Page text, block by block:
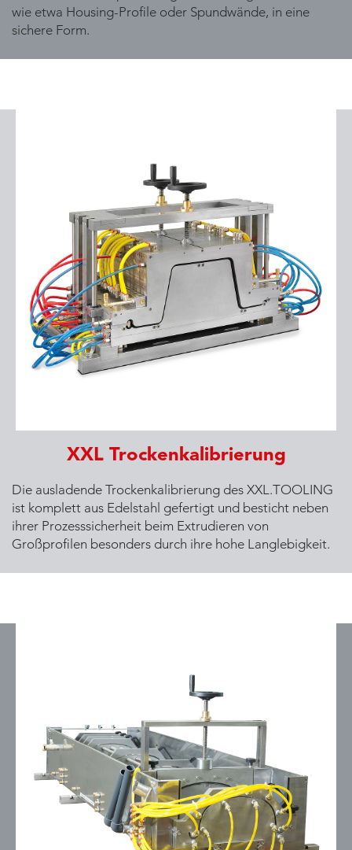
wie etwa Housing-Profile oder Spundwände, in eine
sichere Form.
XXL Trockenkalibrierung
Die ausladende Trockenkalibrierung des XXL.TOOLING
ist komplett aus Edelstahl gefertigt und besticht neben
ihrer Prozesssicherheit beim Extrudieren von
Großprofilen besonders durch ihre hohe Langlebigkeit.